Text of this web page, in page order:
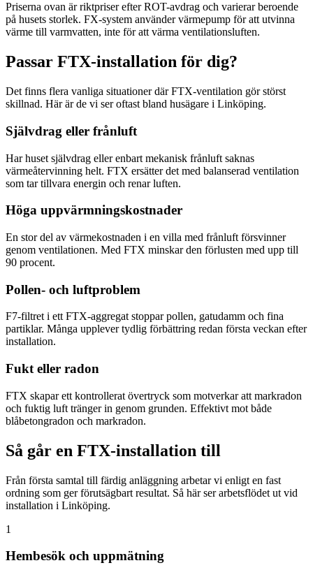
Priserna ovan är riktpriser efter ROT-avdrag och varierar beroende
på husets storlek. FX-system använder värmepump för att utvinna
värme till varmvatten, inte för att värma ventilationsluften.
Passar FTX-installation för dig?
Det finns flera vanliga situationer där FTX-ventilation gör störst
skillnad. Här är de vi ser oftast bland husägare i Linköping.
Självdrag eller frånluft
Har huset självdrag eller enbart mekanisk frånluft saknas
värmeåtervinning helt. FTX ersätter det med balanserad ventilation
som tar tillvara energin och renar luften.
Höga uppvärmningskostnader
En stor del av värmekostnaden i en villa med frånluft försvinner
genom ventilationen. Med FTX minskar den förlusten med upp till
90 procent.
Pollen- och luftproblem
F7-filtret i ett FTX-aggregat stoppar pollen, gatudamm och fina
partiklar. Många upplever tydlig förbättring redan första veckan efter
installation.
Fukt eller radon
FTX skapar ett kontrollerat övertryck som motverkar att markradon
och fuktig luft tränger in genom grunden. Effektivt mot både
blåbetongradon och markradon.
Så går en FTX-installation till
Från första samtal till färdig anläggning arbetar vi enligt en fast
ordning som ger förutsägbart resultat. Så här ser arbetsflödet ut vid
installation i Linköping.
1
Hembesök och uppmätning